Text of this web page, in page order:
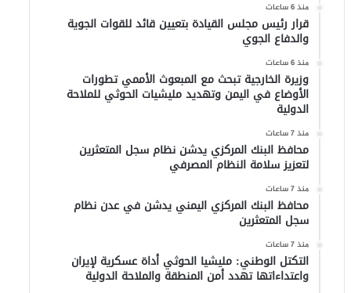
منذ 6 ساعات
قرار رئيس مجلس القيادة بتعيين قائد للقوات الجوية
والدفاع الجوي
منذ 6 ساعات
وزيرة الخارجية تبحث مع المبعوث الأممي تطورات
الأوضاع في اليمن وتهديد مليشيات الحوثي للملاحة
الدولية
منذ 7 ساعات
محافظ البنك المركزي يدشن نظام سجل المتعثرين
لتعزيز سلامة النظام المصرفي
منذ 7 ساعات
محافظ البنك المركزي اليمني يدشن في عدن نظام
سجل المتعثرين
منذ 7 ساعات
التكتل الوطني: مليشيا الحوثي أداة عسكرية لإيران
واعتداءاتها تهدد أمن المنطقة والملاحة الدولية